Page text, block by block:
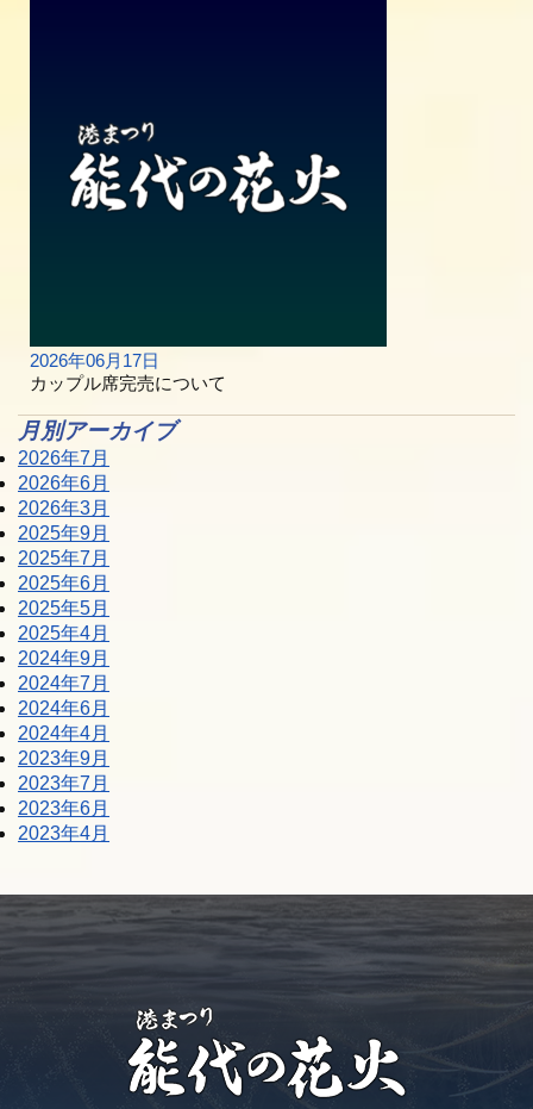
2026年06月17日
カップル席完売について
月別アーカイブ
2026年7月
2026年6月
2026年3月
2025年9月
2025年7月
2025年6月
2025年5月
2025年4月
2024年9月
2024年7月
2024年6月
2024年4月
2023年9月
2023年7月
2023年6月
2023年4月